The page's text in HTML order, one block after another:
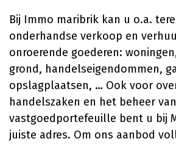
Bij Immo maribrik kan u o.a.
onderhandse verkoop en
onroerende goederen:
grond, handelseigendommen,
opslagplaatsen, … Ook voor
handelszaken en het beheer
vastgoedportefeuille bent u bij
juiste adres. Om ons aanbod